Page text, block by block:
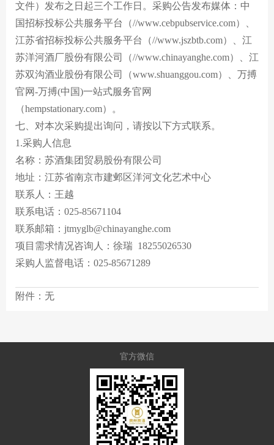
文件）发布之日起三个工作日。采购公告发布媒体：中
国招标投标公共服务平台（//www.cebpubservice.com）、
江苏省招标投标公共服务平台（//www.jszbtb.com）、江
苏洋河酒厂股份有限公司（//www.chinayanghe.com）、江
苏双沟酒业股份有限公司（www.shuanggou.com）、万搏
官网-万搏(中国)一站式服务官网
（hempstationary.com）。
七、对本次采购提出询问，请按以下方式联系。
1.采购人信息
名称：苏酒集团贸易股份有限公司
地址：江苏省南京市建邺区洋河文化艺术中心
联系人：王越
联系电话：025-85671104
联系邮箱：jtmyglb@chinayanghe.com
项目需求情况咨询人：徐瑞 18255026530
采购人监督电话：025-85671289
附件：无
官方微信